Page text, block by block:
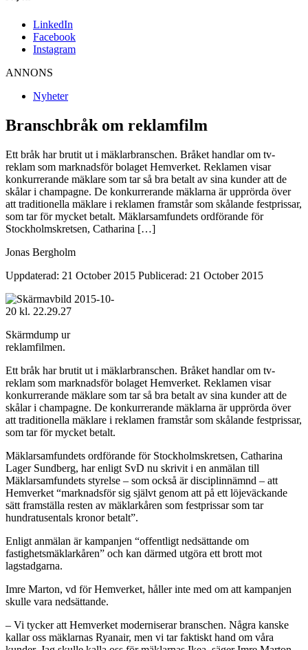
LinkedIn
Facebook
Instagram
ANNONS
Nyheter
Branschbråk om reklamfilm
Ett bråk har brutit ut i mäklarbranschen. Bråket handlar om tv-
reklam som marknadsför bolaget Hemverket. Reklamen visar
konkurrerande mäklare som tar så bra betalt av sina kunder att de
skålar i champagne. De konkurrerande mäklarna är upprörda över
att traditionella mäklare i reklamen framstår som skålande festprissar,
som tar för mycket betalt. Mäklarsamfundets ordförande för
Stockholmskretsen, Catharina […]
Jonas Bergholm
Uppdaterad: 21 October 2015 Publicerad: 21 October 2015
Skärmdump ur
reklamfilmen.
Ett bråk har brutit ut i mäklarbranschen. Bråket handlar om tv-
reklam som marknadsför bolaget Hemverket. Reklamen visar
konkurrerande mäklare som tar så bra betalt av sina kunder att de
skålar i champagne. De konkurrerande mäklarna är upprörda över
att traditionella mäklare i reklamen framstår som skålande festprissar,
som tar för mycket betalt.
Mäklarsamfundets ordförande för Stockholmskretsen, Catharina
Lager Sundberg, har enligt SvD nu skrivit i en anmälan till
Mäklarsamfundets styrelse – som också är disciplinnämnd – att
Hemverket “marknadsför sig självt genom att på ett löjeväckande
sätt framställa resten av mäklarkåren som festprissar som tar
hundratusentals kronor betalt”.
Enligt anmälan är kampanjen “offentligt nedsättande om
fastighetsmäklarkåren” och kan därmed utgöra ett brott mot
lagstadgarna.
Imre Marton, vd för Hemverket, håller inte med om att kampanjen
skulle vara nedsättande.
– Vi tycker att Hemverket moderniserar branschen. Några kanske
kallar oss mäklarnas Ryanair, men vi tar faktiskt hand om våra